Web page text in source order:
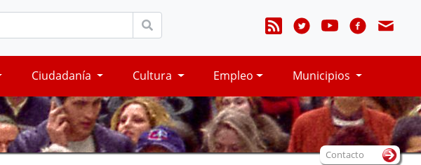
Ciudadanía Cultura Empleo Municipios
Contacto